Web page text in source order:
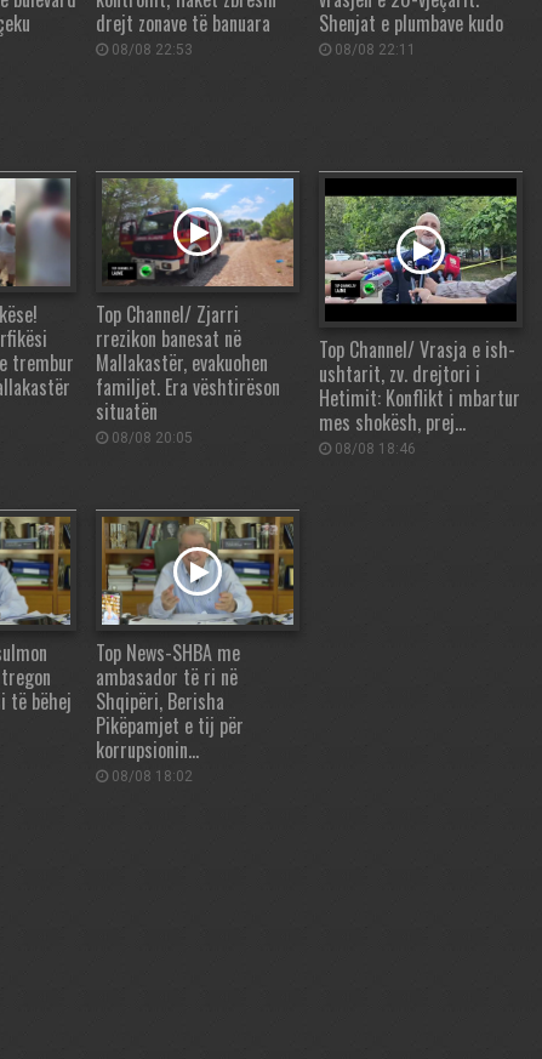
drejt zonave të banuara
08/08 22:53
Shenjat e plumbave kudo
08/08 22:11
trembur
Top Channel/ Zjarri
rrezikon banesat në
Mallakastër, evakuohen
familjet. Era vështirëson
situatën
08/08 20:05
Top Channel/ Vrasja e ish-
ushtarit, zv. drejtori i
Hetimit: Konflikt i mbartur
mes shokësh, prej…
08/08 18:46
të bëhej
Top News-SHBA me
ambasador të ri në
Shqipëri, Berisha
Pikëpamjet e tij për
korrupsionin…
08/08 18:02